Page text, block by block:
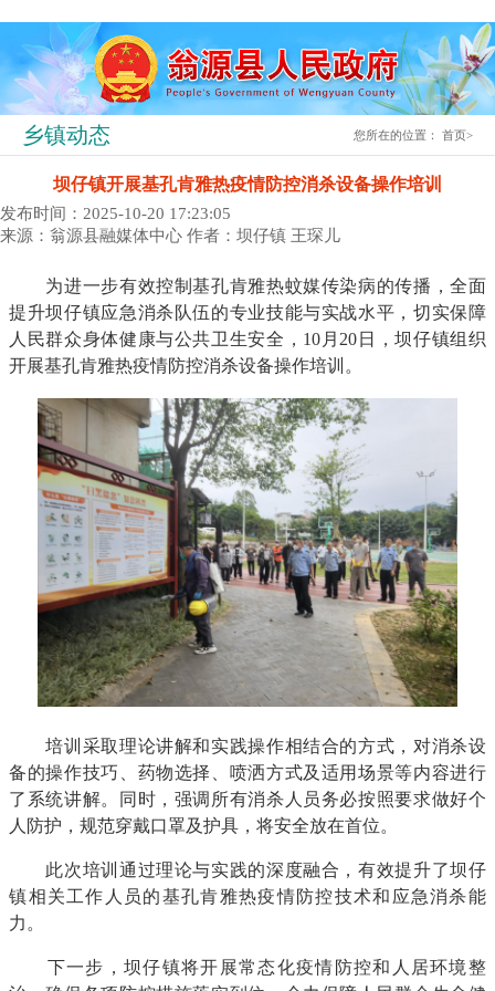
乡镇动态 您所在的位置：首页>
坝仔镇开展基孔肯雅热疫情防控消杀设备操作培训
发布时间：2025-10-20 17:23:05
来源：翁源县融媒体中心 作者：坝仔镇 王琛儿
为进一步有效控制基孔肯雅热蚊媒传染病的传播，全面
提升坝仔镇应急消杀队伍的专业技能与实战水平，切实保障
人民群众身体健康与公共卫生安全，10月20日，坝仔镇组织
开展基孔肯雅热疫情防控消杀设备操作培训。
培训采取理论讲解和实践操作相结合的方式，对消杀设
备的操作技巧、药物选择、喷洒方式及适用场景等内容进行
了系统讲解。同时，强调所有消杀人员务必按照要求做好个
人防护，规范穿戴口罩及护具，将安全放在首位。
此次培训通过理论与实践的深度融合，有效提升了坝仔
镇相关工作人员的基孔肯雅热疫情防控技术和应急消杀能
力。
下一步，坝仔镇将开展常态化疫情防控和人居环境整